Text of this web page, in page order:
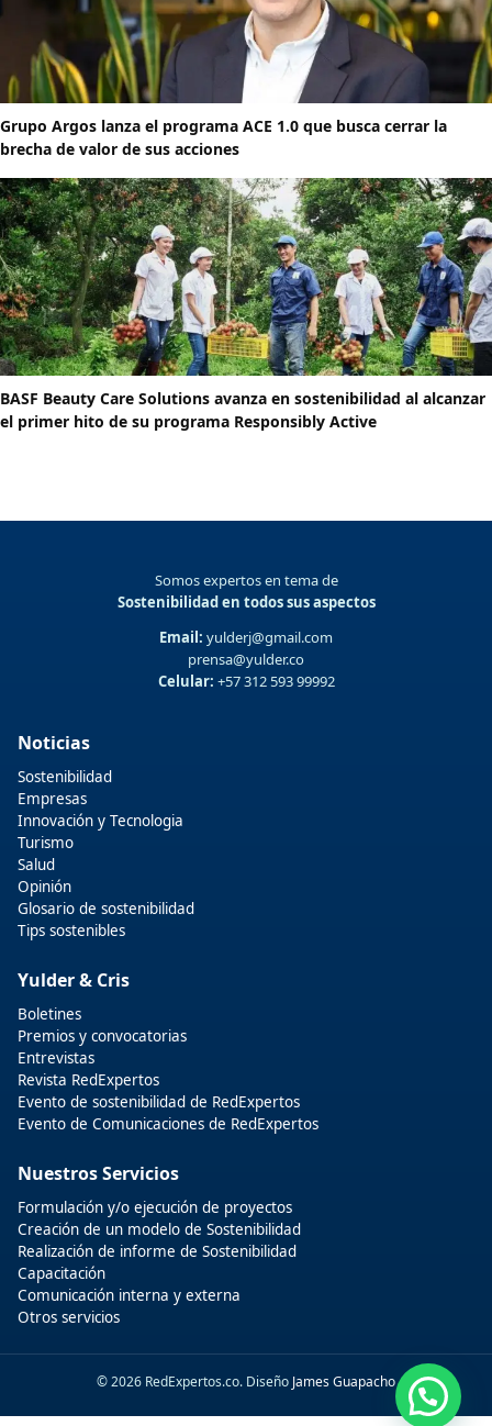
Grupo Argos lanza el programa ACE 1.0 que busca cerrar la
brecha de valor de sus acciones
BASF Beauty Care Solutions avanza en sostenibilidad al alcanzar
el primer hito de su programa Responsibly Active
Somos expertos en tema de
Sostenibilidad en todos sus aspectos
Email: yulderj@gmail.com
prensa@yulder.co
Celular: +57 312 593 99992
Noticias
Sostenibilidad
Empresas
Innovación y Tecnologia
Turismo
Salud
Opinión
Glosario de sostenibilidad
Tips sostenibles
Yulder & Cris
Boletines
Premios y convocatorias
Entrevistas
Revista RedExpertos
Evento de sostenibilidad de RedExpertos
Evento de Comunicaciones de RedExpertos
Nuestros Servicios
Formulación y/o ejecución de proyectos
Creación de un modelo de Sostenibilidad
Realización de informe de Sostenibilidad
Capacitación
Comunicación interna y externa
Otros servicios
© 2026 RedExpertos.co. Diseño James Guapacho